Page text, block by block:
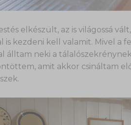
elkészült, az is világossá
is kezdeni kell valamit. Mivel a
álltam neki a
amit akkor csináltam